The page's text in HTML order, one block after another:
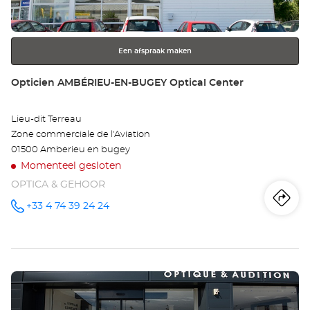
toets
voor
meer
Een afspraak maken
Winkel:
Opticien AMBÉRIEU-EN-BUGEY Optical Center
Lieu-dit Terreau
Zone commerciale de l'Aviation
01500 Amberieu en bugey
Momenteel gesloten
OPTICA & GEHOOR
telefoonnummer
+33 4 74 39 24 24
Druk
op